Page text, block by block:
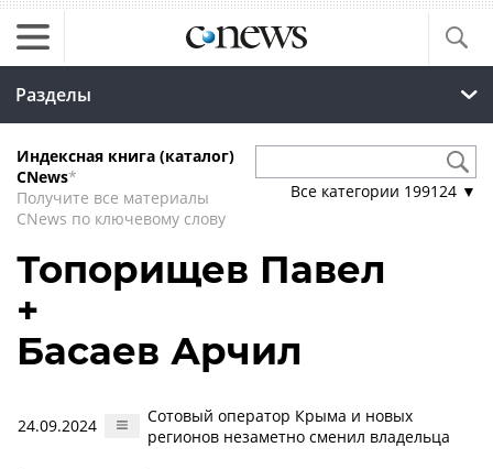
Разделы
Индексная книга (каталог)
CNews*
Получите все материалы
CNews по ключевому слову
Все категории 199124 ▼
Топорищев Павел
+
Басаев Арчил
24.09.2024
Сотовый оператор Крыма и новых
регионов незаметно сменил владельца